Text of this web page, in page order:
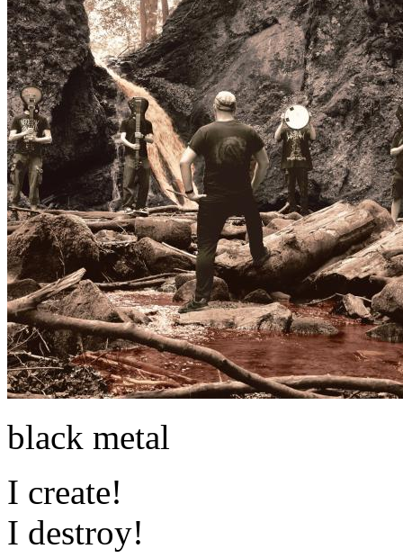
black metal
I create!
I destroy!